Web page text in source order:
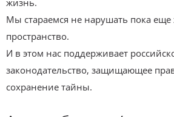
жизнь.
Мы стараемся не нарушать пока еще
пространство.
И в этом нас поддерживает
законодательство, защищающее
сохранение тайны.